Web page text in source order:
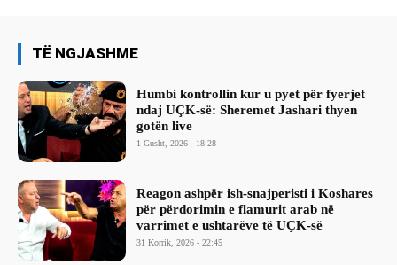
TË NGJASHME
Humbi kontrollin kur u pyet për fyerjet
ndaj UÇK-së: Sheremet Jashari thyen
gotën live
1 Gusht, 2026 - 18:28
Reagon ashpër ish-snajperisti i Koshares
për përdorimin e flamurit arab në
varrimet e ushtarëve të UÇK-së
31 Korrik, 2026 - 22:45